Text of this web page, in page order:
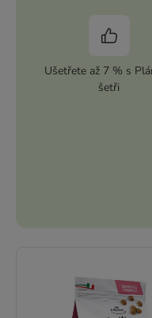
Ušetřete až 7 % s
šetři